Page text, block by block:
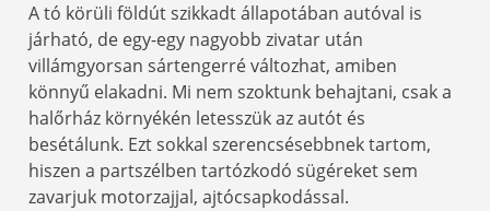
A tó körüli földút szikkadt állapotában autóval is
járható, de egy-egy nagyobb zivatar után
villámgyorsan sártengerré változhat, amiben
könnyű elakadni. Mi nem szoktunk behajtani, csak a
halőrház környékén letesszük az autót és
besétálunk. Ezt sokkal szerencsésebbnek tartom,
hiszen a partszélben tartózkodó sügéreket sem
zavarjuk motorzajjal, ajtócsapkodással.